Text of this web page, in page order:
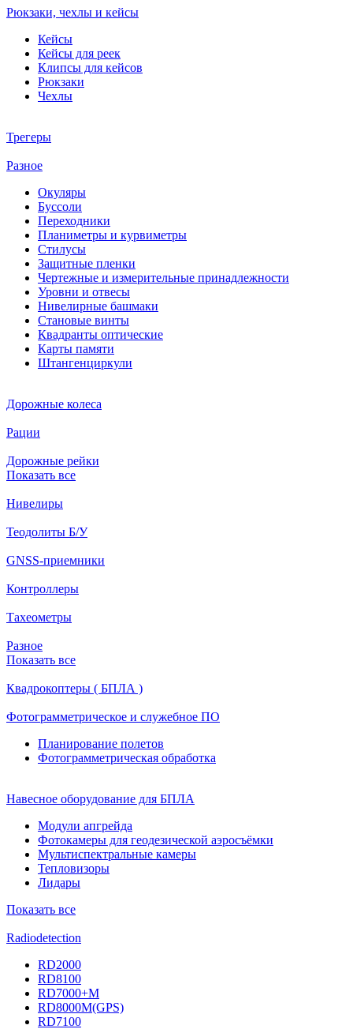
Рюкзаки, чехлы и кейсы
Кейсы
Кейсы для реек
Клипсы для кейсов
Рюкзаки
Чехлы
Трегеры
Разное
Окуляры
Буссоли
Переходники
Планиметры и курвиметры
Стилусы
Защитные пленки
Чертежные и измерительные принадлежности
Уровни и отвесы
Нивелирные башмаки
Становые винты
Квадранты оптические
Карты памяти
Штангенциркули
Дорожные колеса
Рации
Дорожные рейки
Показать все
Нивелиры
Теодолиты Б/У
GNSS-приемники
Контроллеры
Тахеометры
Разное
Показать все
Квадрокоптеры ( БПЛА )
Фотограмметрическое и служебное ПО
Планирование полетов
Фотограмметрическая обработка
Навесное оборудование для БПЛА
Модули апгрейда
Фотокамеры для геодезической аэросъёмки
Мультиспектральные камеры
Тепловизоры
Лидары
Показать все
Radiodetection
RD2000
RD8100
RD7000+M
RD8000M(GPS)
RD7100